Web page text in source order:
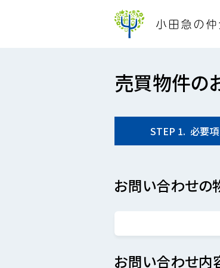
売買物件の
STEP 1. 必要
お問い合わせの
お問い合わせ内